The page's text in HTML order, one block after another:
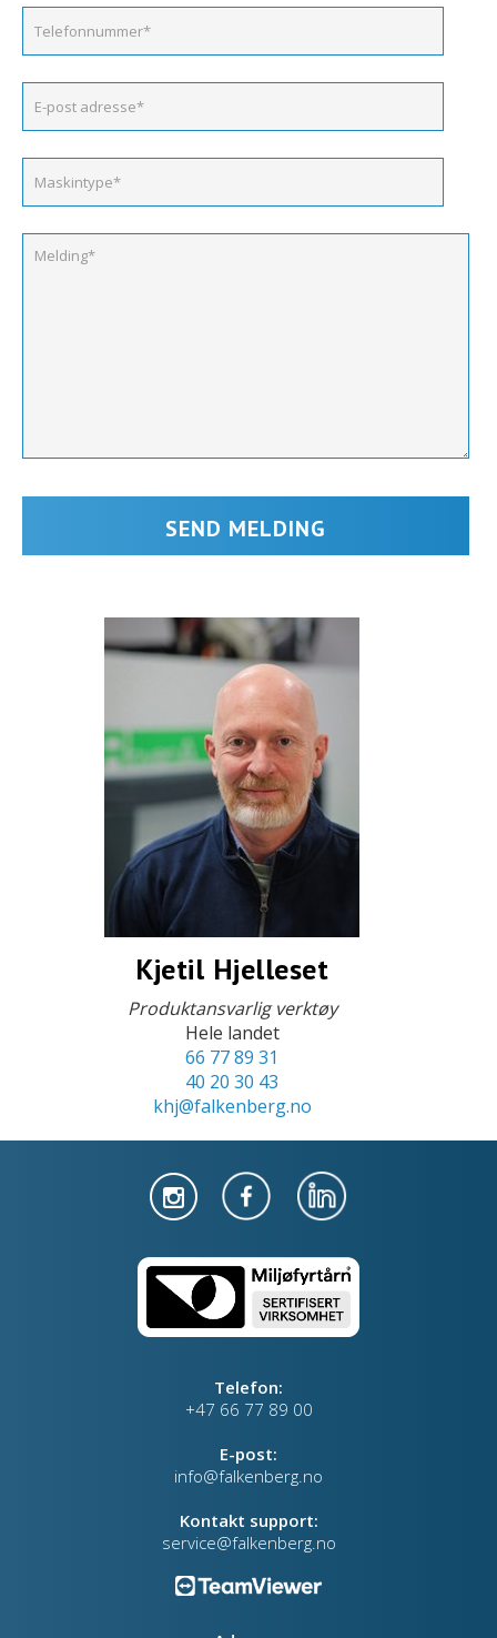
Kjetil Hjelleset
Produktansvarlig verktøy
Hele landet
66 77 89 31
40 20 30 43
khj@falkenberg.no
Telefon:
+47 66 77 89 00
E-post:
info@falkenberg.no
Kontakt support:
service@falkenberg.no